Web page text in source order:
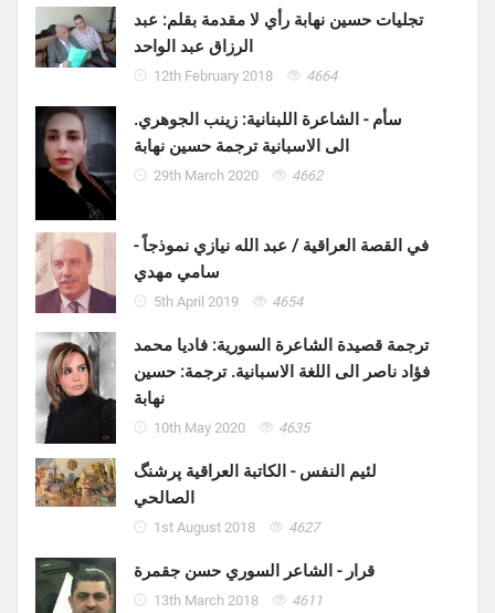
تجليات حسين نهابة رأي لا مقدمة بقلم: عبد
الرزاق عبد الواحد
12th February 2018 4664
سأم - الشاعرة اللبنانية: زينب الجوهري.
الى الاسبانية ترجمة حسين نهابة
29th March 2020 4662
في القصة العراقية / عبد الله نيازي نموذجاً -
سامي مهدي
5th April 2019 4654
ترجمة قصيدة الشاعرة السورية: فاديا محمد
فؤاد ناصر الى اللغة الاسبانية. ترجمة: حسين
نهابة
10th May 2020 4635
لئيم النفس - الكاتبة العراقية پرشنگ
الصالحي
1st August 2018 4627
قرار - الشاعر السوري حسن جقمرة
13th March 2018 4611